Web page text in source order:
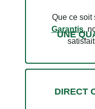
UNE
Que ce soit
Garantis,
DIRECT